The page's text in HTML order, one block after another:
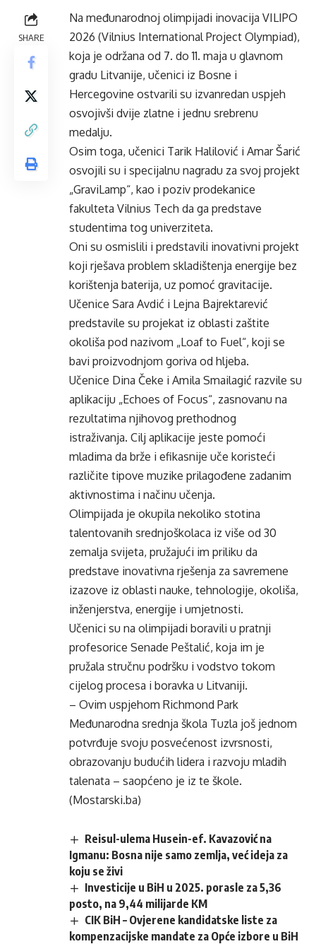
SHARE
Na međunarodnoj olimpijadi inovacija VILIPO
2026 (Vilnius International Project Olympiad),
koja je održana od 7. do 11. maja u glavnom
gradu Litvanije, učenici iz Bosne i
Hercegovine ostvarili su izvanredan uspjeh
osvojivši dvije zlatne i jednu srebrenu
medalju.
Osim toga, učenici Tarik Halilović i Amar Šarić
osvojili su i specijalnu nagradu za svoj projekt
„GraviLamp“, kao i poziv prodekanice
fakulteta Vilnius Tech da ga predstave
studentima tog univerziteta.
Oni su osmislili i predstavili inovativni projekt
koji rješava problem skladištenja energije bez
korištenja baterija, uz pomoć gravitacije.
Učenice Sara Avdić i Lejna Bajrektarević
predstavile su projekat iz oblasti zaštite
okoliša pod nazivom „Loaf to Fuel“, koji se
bavi proizvodnjom goriva od hljeba.
Učenice Dina Čeke i Amila Smailagić razvile su
aplikaciju „Echoes of Focus“, zasnovanu na
rezultatima njihovog prethodnog
istraživanja. Cilj aplikacije jeste pomoći
mladima da brže i efikasnije uče koristeći
različite tipove muzike prilagođene zadanim
aktivnostima i načinu učenja.
Olimpijada je okupila nekoliko stotina
talentovanih srednjoškolaca iz više od 30
zemalja svijeta, pružajući im priliku da
predstave inovativna rješenja za savremene
izazove iz oblasti nauke, tehnologije, okoliša,
inženjerstva, energije i umjetnosti.
Učenici su na olimpijadi boravili u pratnji
profesorice Senade Peštalić, koja im je
pružala stručnu podršku i vodstvo tokom
cijelog procesa i boravka u Litvaniji.
– Ovim uspjehom Richmond Park
Međunarodna srednja škola Tuzla još jednom
potvrđuje svoju posvećenost izvrsnosti,
obrazovanju budućih lidera i razvoju mladih
talenata – saopćeno je iz te škole.
(Mostarski.ba)
Reisul-ulema Husein-ef. Kavazović na
Igmanu: Bosna nije samo zemlja, već ideja za
koju se živi
Investicije u BiH u 2025. porasle za 5,36
posto, na 9,44 milijarde KM
CIK BiH – Ovjerene kandidatske liste za
kompenzacijske mandate za Opće izbore u BiH